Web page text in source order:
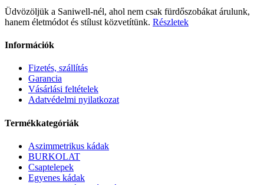
900 Ft.
320 Ft.
Üdvözöljük a Saniwell-nél, ahol nem csak fürdőszobákat árulunk,
hanem életmódot és stílust közvetítünk. Részletek
Információk
Fizetés, szállítás
Garancia
Vásárlási feltételek
Adatvédelmi nyilatkozat
Termékkategóriák
Aszimmetrikus kádak
BURKOLAT
Csaptelepek
Egyenes kádak